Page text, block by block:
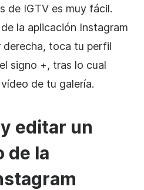
de IGTV es muy fácil.
la aplicación Instagram
derecha, toca tu perfil
signo +, tras lo cual
de tu galería.
editar un
de la